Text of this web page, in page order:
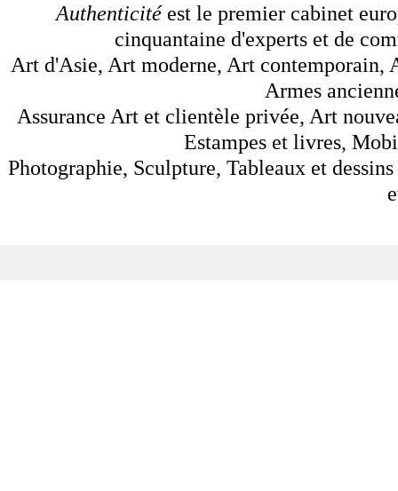
Authenticitéest le premier cabinet
cinquantaine d'experts et de
Art d'Asie, Art moderne, Art contemporain,
Armes
Assurance Art et clientèle privée, Art
Estampes et livres,
Photographie, Sculpture, Tableaux et